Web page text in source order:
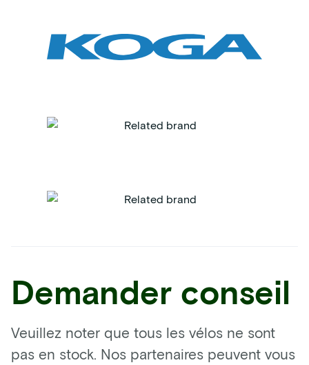
Demander conseil
Veuillez noter que tous les vélos ne sont
pas en stock. Nos partenaires peuvent vous